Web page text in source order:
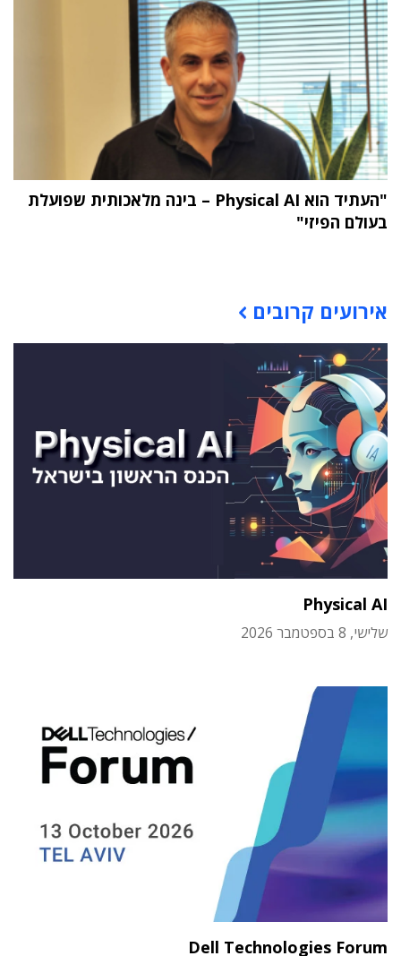
"העתיד הוא Physical AI – בינה מלאכותית שפועלת
בעולם הפיזי"
אירועים קרובים
Physical AI
שלישי, 8 בספטמבר 2026
Dell Technologies Forum